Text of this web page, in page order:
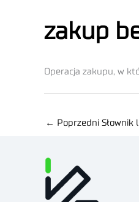
zakup
Operacja zakupu, w
← Poprzedni Słownik